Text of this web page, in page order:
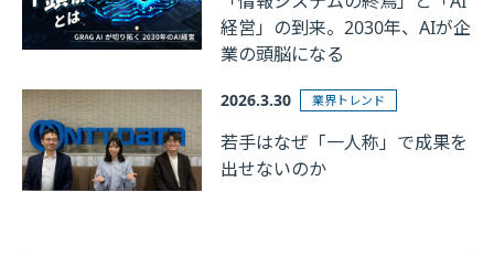
経営」の到来。2030年、AIが企
業の頭脳になる
2026.3.30 業界トレンド
若手はなぜ「一人称」で成果を
出せないのか